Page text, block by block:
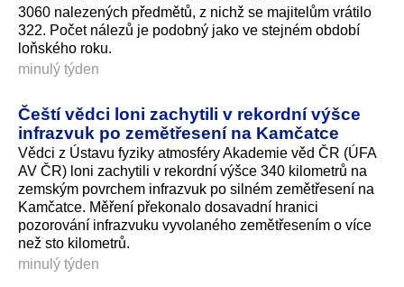
3060 nalezených předmětů, z nichž se majitelům vrátilo
322. Počet nálezů je podobný jako ve stejném období
loňského roku.
minulý týden
Čeští vědci loni zachytili v rekordní výšce
infrazvuk po zemětřesení na Kamčatce
Vědci z Ústavu fyziky atmosféry Akademie věd ČR (ÚFA
AV ČR) loni zachytili v rekordní výšce 340 kilometrů na
zemským povrchem infrazvuk po silném zemětřesení na
Kamčatce. Měření překonalo dosavadní hranici
pozorování infrazvuku vyvolaného zemětřesením o více
než sto kilometrů.
minulý týden